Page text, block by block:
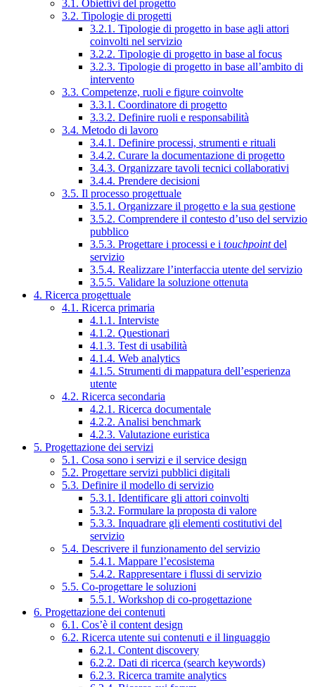
3.1. Obiettivi del progetto
3.2. Tipologie di progetti
3.2.1. Tipologie di progetto in base agli attori
coinvolti nel servizio
3.2.2. Tipologie di progetto in base al focus
3.2.3. Tipologie di progetto in base all’ambito di
intervento
3.3. Competenze, ruoli e figure coinvolte
3.3.1. Coordinatore di progetto
3.3.2. Definire ruoli e responsabilità
3.4. Metodo di lavoro
3.4.1. Definire processi, strumenti e rituali
3.4.2. Curare la documentazione di progetto
3.4.3. Organizzare tavoli tecnici collaborativi
3.4.4. Prendere decisioni
3.5. Il processo progettuale
3.5.1. Organizzare il progetto e la sua gestione
3.5.2. Comprendere il contesto d’uso del servizio
pubblico
3.5.3. Progettare i processi e i touchpointdel
servizio
3.5.4. Realizzare l’interfaccia utente del servizio
3.5.5. Validare la soluzione ottenuta
4. Ricerca progettuale
4.1. Ricerca primaria
4.1.1. Interviste
4.1.2. Questionari
4.1.3. Test di usabilità
4.1.4. Web analytics
4.1.5. Strumenti di mappatura dell’esperienza
utente
4.2. Ricerca secondaria
4.2.1. Ricerca documentale
4.2.2. Analisi benchmark
4.2.3. Valutazione euristica
5. Progettazione dei servizi
5.1. Cosa sono i servizi e il service design
5.2. Progettare servizi pubblici digitali
5.3. Definire il modello di servizio
5.3.1. Identificare gli attori coinvolti
5.3.2. Formulare la proposta di valore
5.3.3. Inquadrare gli elementi costitutivi del
servizio
5.4. Descrivere il funzionamento del servizio
5.4.1. Mappare l’ecosistema
5.4.2. Rappresentare i flussi di servizio
5.5. Co-progettare le soluzioni
5.5.1. Workshop di co-progettazione
6. Progettazione dei contenuti
6.1. Cos’è il content design
6.2. Ricerca utente sui contenuti e il linguaggio
6.2.1. Content discovery
6.2.2. Dati di ricerca (search keywords)
6.2.3. Ricerca tramite analytics